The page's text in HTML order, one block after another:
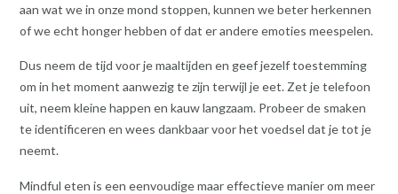
aan wat we in onze mond stoppen, kunnen we beter herkennen
of we echt honger hebben of dat er andere emoties meespelen.
Dus neem de tijd voor je maaltijden en geef jezelf toestemming
om in het moment aanwezig te zijn terwijl je eet. Zet je telefoon
uit, neem kleine happen en kauw langzaam. Probeer de smaken
te identificeren en wees dankbaar voor het voedsel dat je tot je
neemt.
Mindful eten is een eenvoudige maar effectieve manier om meer